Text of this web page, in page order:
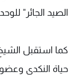
الصيد الجائر"
كما استقبل
حياة النكدي